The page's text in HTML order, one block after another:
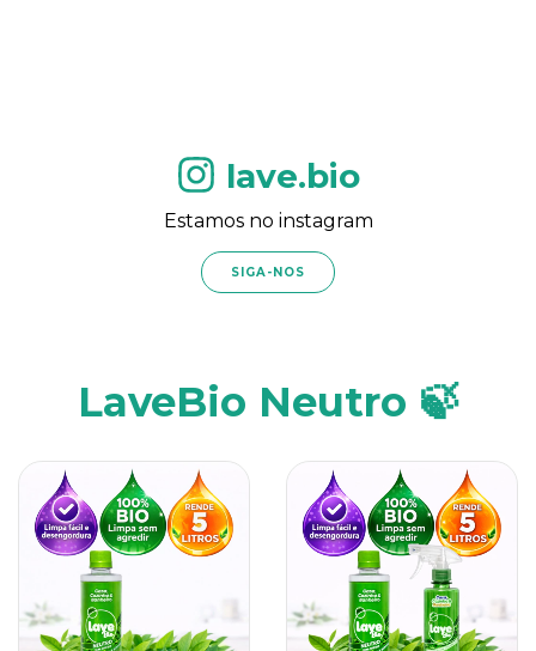
lave.bio
Estamos no instagram
SIGA-NOS
LaveBio Neutro 🍃